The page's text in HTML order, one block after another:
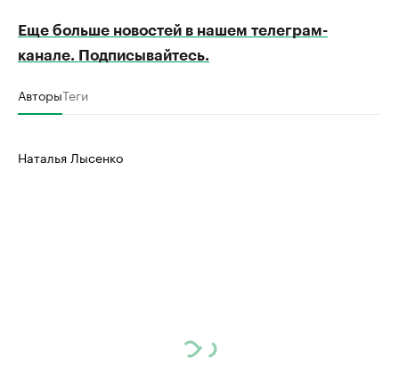
Еще больше новостей в нашем телеграм-
канале. Подписывайтесь.
АвторыТеги
Наталья Лысенко